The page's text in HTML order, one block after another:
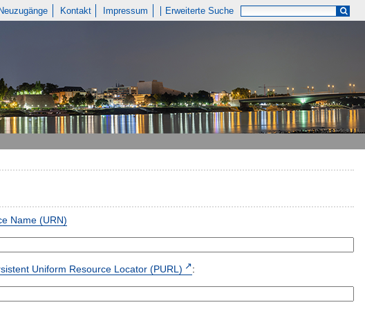
Neuzugänge Kontakt Impressum Erweiterte Suche
Name (URN)
Uniform Resource Locator (PURL) :